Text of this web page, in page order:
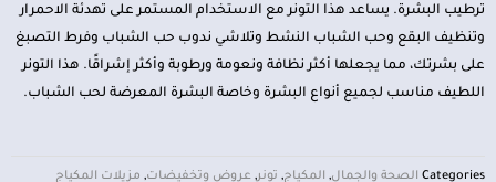
ترطيب البشرة. يساعد هذا التونر مع الاستخدام المستمر على تهدئة الاحمرار
وتنظيف البقع وحب الشباب النشط وتلاشي ندوب حب الشباب وفرط التصبغ
على بشرتك، مما يجعلها أكثر نظافة ونعومة ورطوبة وأكثر إشراقًا. هذا التونر
اللطيف مناسب لجميع أنواع البشرة وخاصة البشرة المعرضة لحب الشباب.
Categories الصحة والجمال, المكياج, تونر, عروض وتخفيضات, مزيلات المكياج